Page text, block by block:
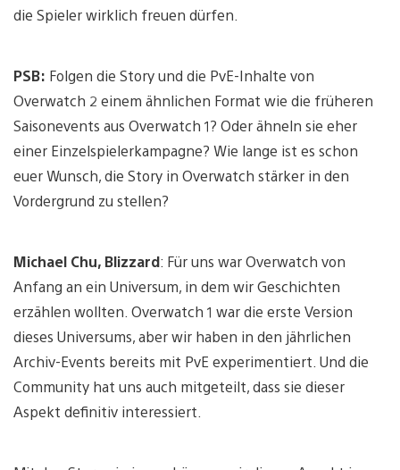
die Spieler wirklich freuen dürfen.
PSB: Folgen die Story und die PvE-Inhalte von
Overwatch 2 einem ähnlichen Format wie die früheren
Saisonevents aus Overwatch 1? Oder ähneln sie eher
einer Einzelspielerkampagne? Wie lange ist es schon
euer Wunsch, die Story in Overwatch stärker in den
Vordergrund zu stellen?
Michael Chu, Blizzard: Für uns war Overwatch von
Anfang an ein Universum, in dem wir Geschichten
erzählen wollten. Overwatch 1 war die erste Version
dieses Universums, aber wir haben in den jährlichen
Archiv-Events bereits mit PvE experimentiert. Und die
Community hat uns auch mitgeteilt, dass sie dieser
Aspekt definitiv interessiert.